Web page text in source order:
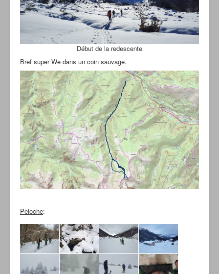
Début de la redescente
Bref super We dans un coin sauvage.
Peloche: